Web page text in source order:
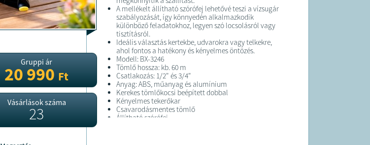
Gruppi ár
20 990Ft
Vásárlások száma
23
A mellékelt állítható szórófej lehetővé teszi a vízsugár
szabályozását, így könnyedén alkalmazkodik
különböző feladatokhoz, legyen szó locsolásról vagy
tisztításról.
Ideális választás kertekbe, udvarokra vagy telkekre,
ahol fontos a hatékony és kényelmes öntözés.
Modell: BX-3246
Tömlő hossza: kb. 60 m
Csatlakozás: 1/2" és 3/4"
Anyag: ABS, műanyag és alumínium
Kerekes tömlőkocsi beépített dobbal
Kényelmes tekerőkar
Csavarodásmentes tömlő
Állítható szórófej